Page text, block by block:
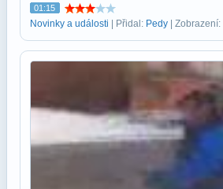
01:15
Novinky a události | Přidal: Pedy | Zobrazení: